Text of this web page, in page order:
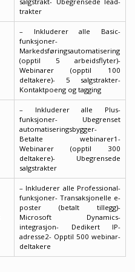
trakter
– Inkluderer alle Basic-
funksjoner-
Markedsføringsautomatisering
(opptil 5 arbeidsflyter)-
Webinarer (opptil 100
deltakere)- 5 salgstrakter-
Kontaktpoeng og tagging
– Inkluderer alle Plus-
funksjoner- Ubegrenset
automatiseringsbygger-
Betalte webinarer1-
Webinarer (opptil 300
deltakere)- Ubegrensede
salgstrakter
– Inkluderer alle Professional-
funksjoner- Transaksjonelle e-
poster (betalt tillegg)-
Microsoft Dynamics-
integrasjon- Dedikert IP-
adresse2- Opptil 500 webinar-
deltakere